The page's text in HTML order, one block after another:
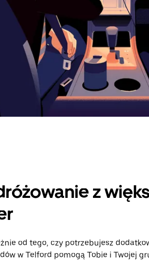
z
od tego, czy potrzebujesz
w Telford pomogą Tobie i Twojej